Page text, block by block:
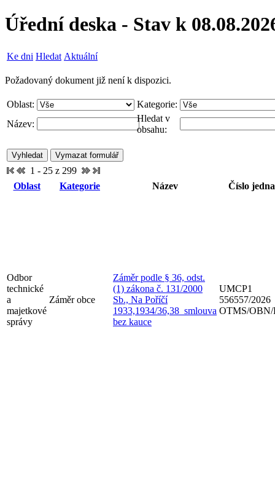
Úřední deska - Stav k
Ke dni Hledat Aktuální
Požadovaný dokument již není k dispozici.
Oblast:
Kategorie:
Název:
Hledat v
obsahu:
1 - 25 z 299
Oblast
Kategorie Název Číslo
Odbor
technické
a
majetkové
správy
Záměr obce
Záměr podle § 36, odst.
(1) zákona č. 131/2000
Sb., Na Poříčí
1933,1934/36,38_smlouva
bez kauce
UMCP1
556557/2026
OTMS/